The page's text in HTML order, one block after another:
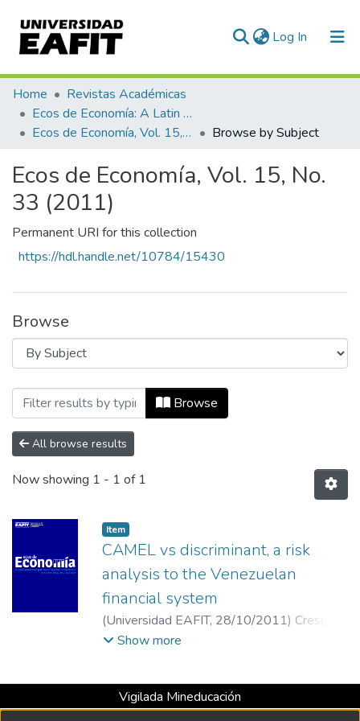
Log In (current)
Communities & Collections
All of DSpace
Home
Revistas Académicas
Ecos de Economía: A Latin American Journal of Applied Economics
Ecos de Economía, Vol. 15, No. 33 (2011)
Browse by Subject
Ecos de Economía, Vol. 15, No.
33 (2011)
Permanent URI for this collection
https://hdl.handle.net/10784/15430
Browse
Browsing Ecos de Economía, Vol. 15,
Browse
All browse results
Now showing 1 - 1 of 1
Item
CAMEL vs discriminant, a risk
analysis to the Venezuelan
financial system
(Universidad EAFIT, 28/10/2011) Crespo,
Jesús Yoel;Universidad Nacional
Show more
Vigilada Mineducación
Universidad con Acreditación Institucional hasta 2026 -